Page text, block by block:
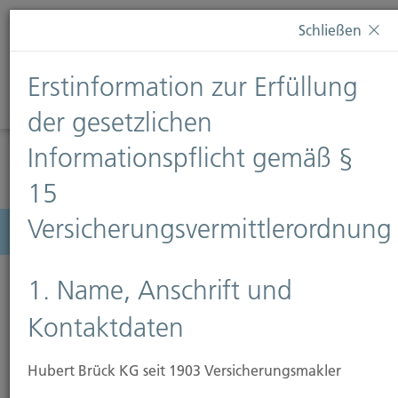
Diese Webseite verwendet Cookies. Wenn Sie weiterhin
Informationen finden Sie auf unserer SeiteDatenschutz
Diese Nachricht nicht erneut anzeigen
Menü
Wohngebäudeversicherung
Schließen
Erstinformation zur Erfüllung
der gesetzlichen
Informationspflicht gemäß §
15
Versicherungsvermittlerordnung
1. Name, Anschrift und
Kontaktdaten
Hubert Brück KG seit 1903 Versicherungsmakler